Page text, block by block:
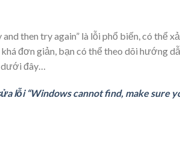
then try again” là lỗi phổ biến, có thể
đơn giản, bạn có thể theo dõi hướng
đây…
lỗi “Windows cannot find, make sure